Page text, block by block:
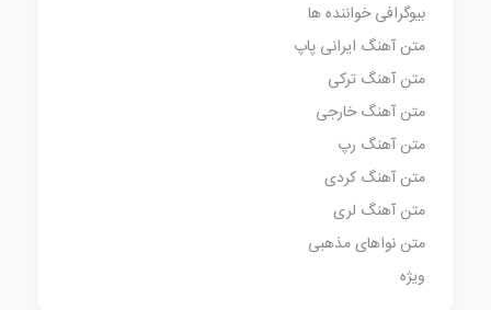
بیوگرافی خواننده ها
متن آهنگ ایرانی پاپ
متن آهنگ ترکی
متن آهنگ خارجی
متن آهنگ رپ
متن آهنگ کردی
متن آهنگ لری
متن نواهای مذهبی
ویژه